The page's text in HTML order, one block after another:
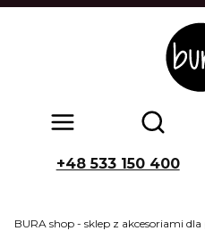
Otwórz
+48 533 150 400
BURA shop - sklep z akcesoriami dla